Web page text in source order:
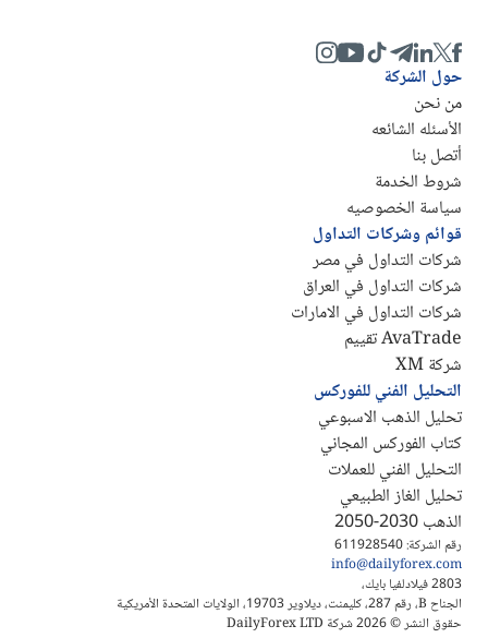
رقم الشركة: 611928540
info@dailyforex.com
2803 فيلادلفيا بايك،
الجناح B، رقم 287، كليمنت، ديلاوير 19703، الولايات المتحدة الأمريكية
حقوق النشر © 2026 شركة DailyForex LTD
حول الشركة
من نحن
الأسئله الشائعه
أتصل بنا
شروط الخدمة
سياسة الخصوصيه
قوائم وشركات التداول
شركات التداول في مصر
شركات التداول في العراق
شركات التداول في الامارات
AvaTrade تقييم
شركة XM
التحليل الفني للفوركس
تحليل الذهب الاسبوعي
كتاب الفوركس المجاني
التحليل الفني للعملات
تحليل الغاز الطبيعي
الذهب 2030-2050